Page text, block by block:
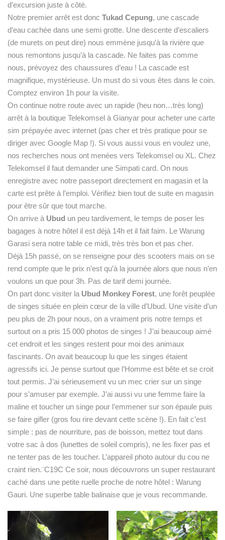
d’excursion juste à côté.
Notre premier arrêt est donc Tukad Cepung, une cascade
d’eau cachée dans une semi grotte. Une descente d’escaliers
(de murets on peut dire) nous emmène jusqu’à la rivière que
nous remontons jusqu’à la cascade. Ne faites pas comme
nous, prévoyez des chaussures d’eau ! La cascade est
magnifique, mystérieuse. Un must do si vous êtes dans le coin.
Comptez environ 1h pour la visite.
On continue notre route avec un rapide (heu non…très long)
arrêt à la boutique Telekomsel à Gianyar pour acheter une carte
sim prépayée avec internet (pas cher et très pratique pour se
diriger avec Google Map !). Si vous aussi vous en voulez une,
nos recherches nous ont menées vers Telekomsel ou XL. Chez
Telekomsel il faut demander une Simpati card. On nous
enregistre avec notre passeport directement en magasin et la
carte est prête à l’emploi. Vérifiez bien tout de suite en magasin
pour être sûr que tout marche.
On arrive à Ubud un peu tardivement, le temps de poser les
bagages à notre hôtel il est déjà 14h et il fait faim. Le Warung
Garasi sera notre table ce midi, très très bon et pas cher.
Déjà 15h passé, on se renseigne pour des scooters mais on se
rend compte que le prix n’est qu’à la journée alors que nous n’en
voulons un que pour 3h. Pas de tarif demi journée.
On part donc visiter la Ubud Monkey Forest, une forêt peuplée
de singes située en plein cœur de la ville d’Ubud. Une visite d’un
peu plus de 2h pour nous, on a vraiment pris notre temps et
surtout on a pris 15 000 photos de singes ! J’ai beaucoup aimé
cet endroit et les singes restent pour moi des animaux
fascinants. On avait beaucoup lu que les singes étaient
agressifs ici. Je pense surtout que l’Homme est bête et se croit
tout permis. J’ai sérieusement vu un mec crier sur un singe
pour s’amuser par exemple. J’ai aussi vu une femme faire la
maline et toucher un singe pour l’emmener sur son épaule puis
se faire gifler (gros fou rire devant cette scène !). En fait c’est
simple : pas de nourriture, pas de boisson, mettez tout dans
votre sac à dos (lunettes de soleil compris), ne les fixer pas et
ne tenter pas de les toucher. L’appareil photo autour du cou ne
craint rien.¨C19C Ce soir, nous découvrons un super restaurant
caché dans une petite ruelle proche de notre hôtel : Warung
Gauri. Une superbe table balinaise que je vous recommande.